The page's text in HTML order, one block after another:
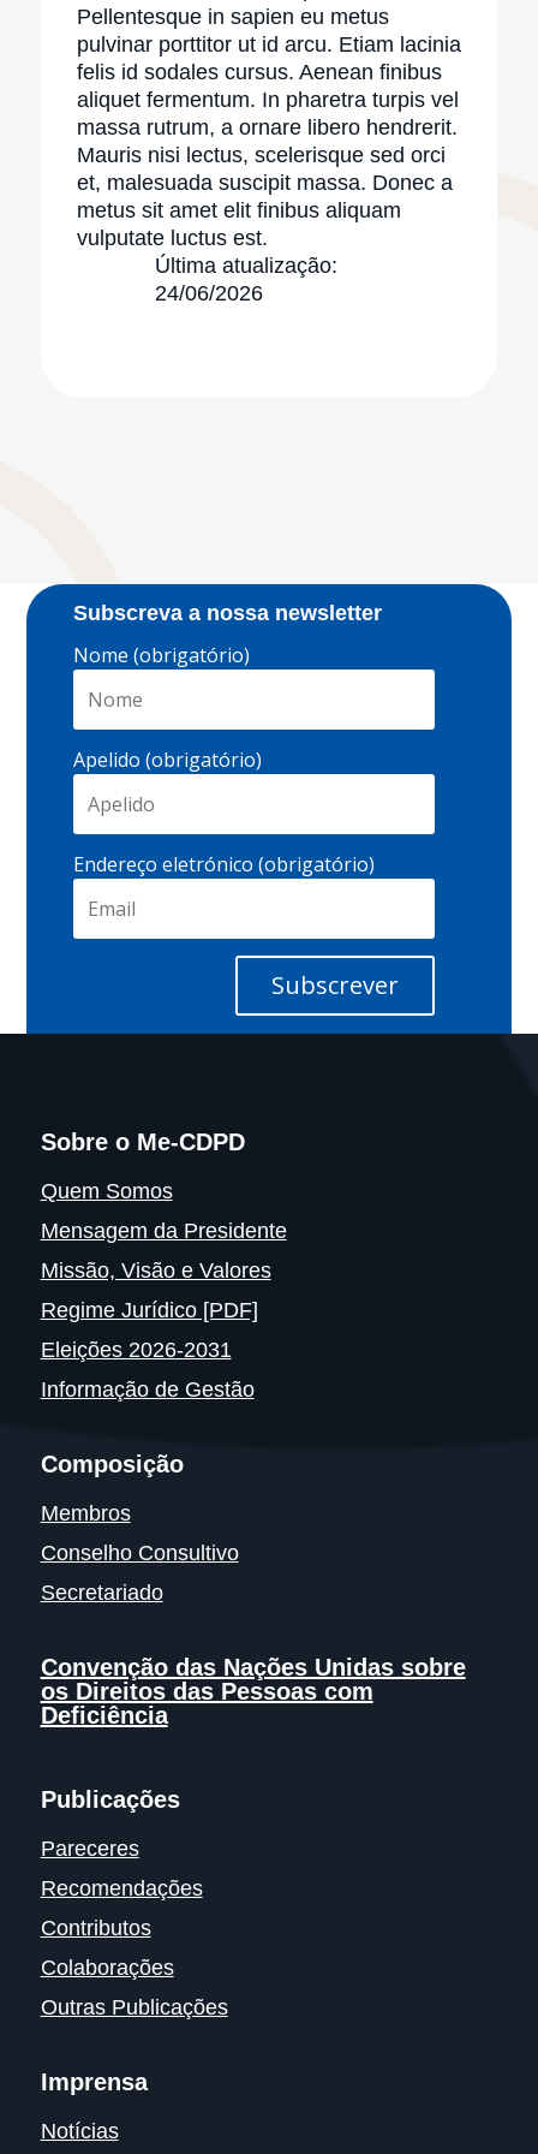
Pellentesque in sapien eu metus
pulvinar porttitor ut id arcu. Etiam lacinia
felis id sodales cursus. Aenean finibus
aliquet fermentum. In pharetra turpis vel
massa rutrum, a ornare libero hendrerit.
Mauris nisi lectus, scelerisque sed orci
et, malesuada suscipit massa. Donec a
metus sit amet elit finibus aliquam
vulputate luctus est.
Última atualização:
24/06/2026
Subscreva a nossa newsletter
Nome (obrigatório)
Apelido (obrigatório)
Endereço eletrónico (obrigatório)
Subscrever
Sobre o Me-CDPD
Quem Somos
Mensagem da Presidente
Missão, Visão e Valores
Regime Jurídico [PDF]
Eleições 2026-2031
Informação de Gestão
Composição
Membros
Conselho Consultivo
Secretariado
Convenção das Nações Unidas sobre
os Direitos das Pessoas com
Deficiência
Publicações
Pareceres
Recomendações
Contributos
Colaborações
Outras Publicações
Imprensa
Notícias